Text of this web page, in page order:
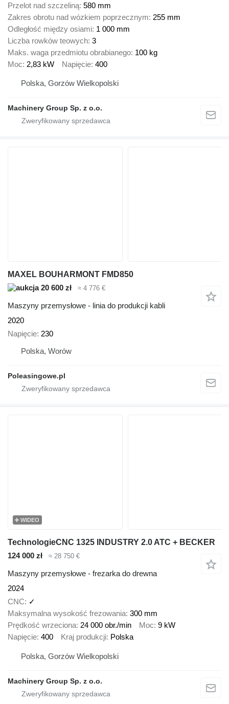
Przelot nad szczeliną 580 mm
Zakres obrotu nad wózkiem poprzecznym 255 mm
Odległość między osiami 1 000 mm
Liczba rowków teowych 3
Maks. waga przedmiotu obrabianego 100 kg
Moc 2,83 kW Napięcie 400
Polska, Gorzów Wielkopolski
Machinery Group Sp. z o.o.
MAXEL BOUHARMONT FMD850
20 600 zł
≈ 4 776 €
Maszyny przemysłowe - linia do produkcji kabli
2020
Napięcie 230
Polska, Worów
Poleasingowe.pl
WIDEO
TechnologieCNC 1325 INDUSTRY 2.0 ATC + BECKER
124 000 zł
≈ 28 750 €
Maszyny przemysłowe - frezarka do drewna
2024
CNC
✓
Maksymalna wysokość frezowania 300 mm
Prędkość wrzeciona 24 000 obr./min Moc 9 kW
Napięcie 400 Kraj produkcji Polska
Polska, Gorzów Wielkopolski
Machinery Group Sp. z o.o.